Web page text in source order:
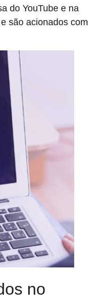
do YouTube e na
são acionados com
no